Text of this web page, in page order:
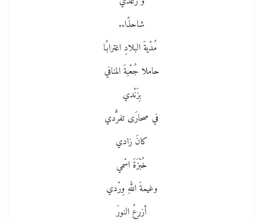
شاحذًا..
مُدْيةَ البلادِ اغترابًا
حاملا جُعْبةَ المنافي
بِزَنْدي
في صحارَى تفرُّدي
كانَ زادي
خُبْزَةَ اسْمي
وغيمةَ اللهِ وِرْدي
أزرعُ النورَ